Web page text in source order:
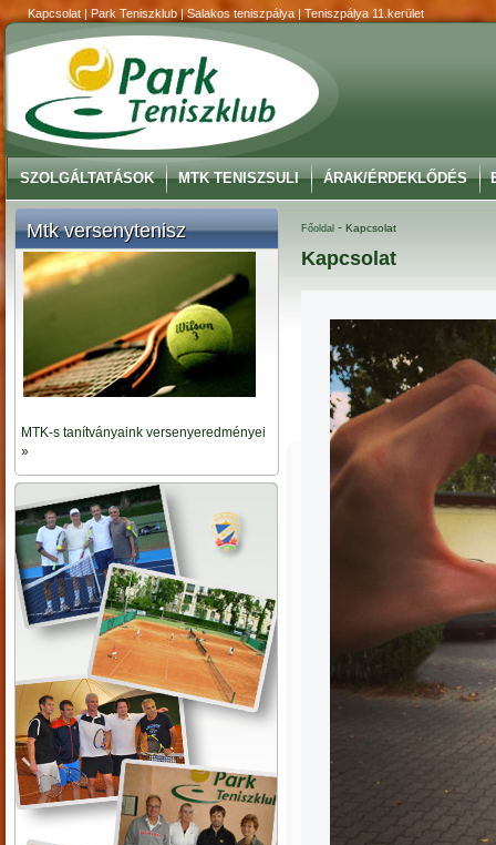
Kapcsolat | Park Teniszklub | Salakos teniszpálya | Teniszpálya 11.kerület
SZOLGÁLTATÁSOK MTK TENISZSULI ÁRAK/ÉRDEKLŐDÉS
Mtk versenytenisz
MTK-s tanítványaink versenyeredményei
»
Főoldal - Kapcsolat
Kapcsolat